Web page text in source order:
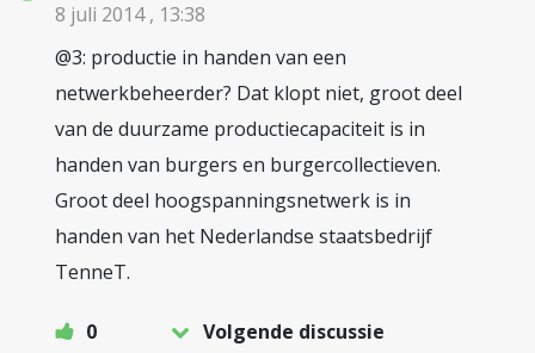
8 juli 2014 , 13:38
@3: productie in handen van een
netwerkbeheerder? Dat klopt niet, groot deel
van de duurzame productiecapaciteit is in
handen van burgers en burgercollectieven.
Groot deel hoogspanningsnetwerk is in
handen van het Nederlandse staatsbedrijf
TenneT.
0
Volgende discussie